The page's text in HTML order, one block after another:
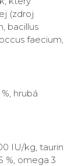
(zdroj
bacillus
faecium,
hrubá
IU/kg, taurin
%, omega 3